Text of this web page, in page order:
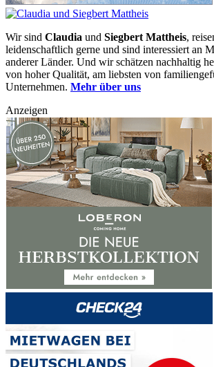
Wir sind Claudia und Siegbert Mattheis,
leidenschaftlich gerne und sind interessiert an
anderer Länder. Und wir schätzen nachhaltig
von hoher Qualität, am liebsten von
Unternehmen. Mehr über uns
Anzeigen